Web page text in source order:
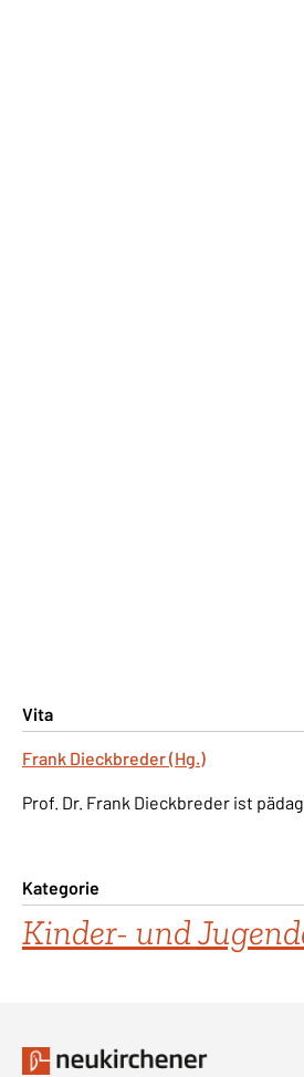
Vita
Frank Dieckbreder (Hg.)
Prof. Dr. Frank Dieckbreder ist
Kategorie
Kinder- und